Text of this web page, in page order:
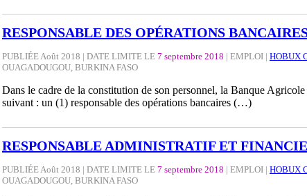
RESPONSABLE DES OPÉRATIONS
PUBLIÉE Août 2018 | DATE LIMITE LE 7 septembre 2018 | EMPLOI | HOBUX
OUAGADOUGOU, BURKINA FASO
Dans le cadre de la constitution de son personnel, la Banque
suivant : un (1) responsable des opérations bancaires (…)
RESPONSABLE ADMINISTRATIF ET
PUBLIÉE Août 2018 | DATE LIMITE LE 7 septembre 2018 | EMPLOI | HOBUX
OUAGADOUGOU, BURKINA FASO